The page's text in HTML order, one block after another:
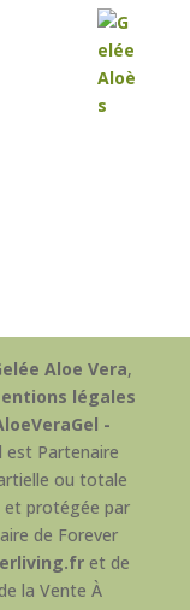
Aloe Vera,
légales
-
est Partenaire
ou totale
protégée par
de Forever
et de
la Vente À